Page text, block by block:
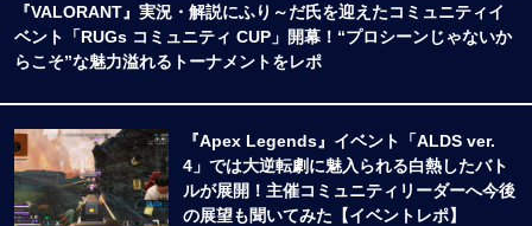
『VALORANT』実況・解説にふり～だ氏を迎えたコミュニティイ
ベント「RUGs コミュニティ CUP」開幕！“プロシーンじゃないか
らこそ”な魅力溢れるトーナメントをレポ
『Apex Legends』イベント「ALDS ver.
4」では大逆転劇に魅入られる白熱したバト
ルが展開！主催コミュニティリーダーへ今後
の展望も聞いてみた【イベントレポ】